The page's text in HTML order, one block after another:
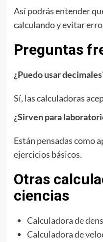
Así podrás entender
calculando y evitar
Preguntas
¿Puedo usar
Sí, las calculadoras
¿Sirven para
Están pensadas como
ejercicios básicos.
Otras
ciencias
Calculadora de
Calculadora de